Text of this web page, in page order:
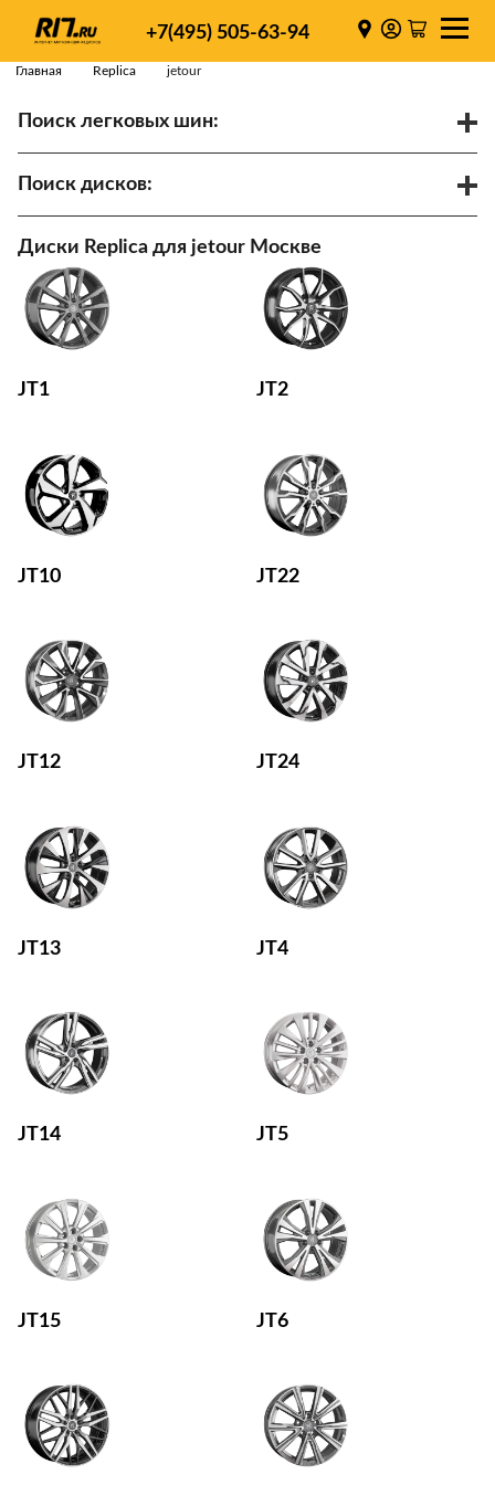
+7(495) 505-63-94
Главная Replica jetour
Поиск легковых шин:
Поиск дисков:
ET
Ступица
Найти
Диски Replica для jetour Москве
JT1
JT10
JT12
JT13
JT14
JT15
JT2
JT22
JT24
JT4
JT5
JT6